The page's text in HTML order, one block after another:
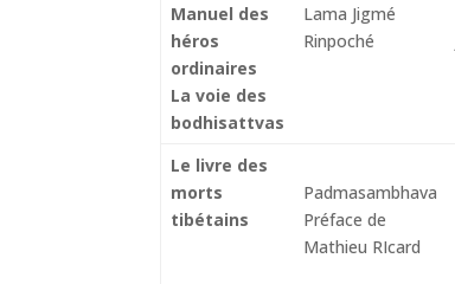
Manuel des
héros
ordinaires
La voie des
bodhisattvas
Lama Jigmé
Rinpoché
Le livre des
morts
tibétains
Padmasambhava
Préface de
Mathieu RIcard